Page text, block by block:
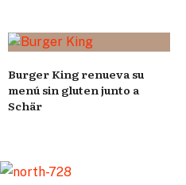
Burger King renueva su
menú sin gluten junto a
Schär